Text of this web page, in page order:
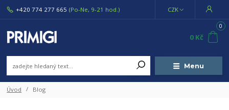
Menu
CZK
+420 774 277 665 (Po-Ne, 9-21 hod.)
0
0 Kč
Úvod Blog